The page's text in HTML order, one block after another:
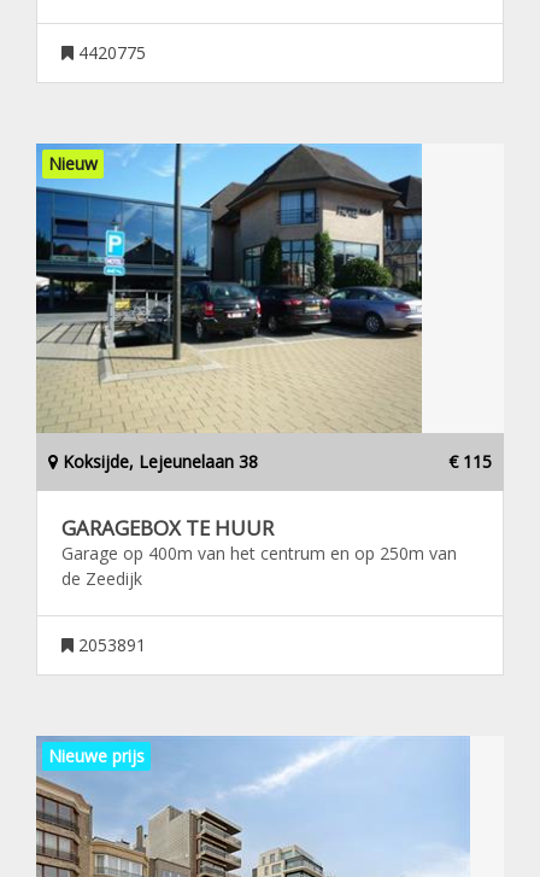
4420775
Nieuw
Koksijde, Lejeunelaan 38 € 115
GARAGEBOX TE HUUR
Garage op 400m van het centrum en op 250m van
de Zeedijk
2053891
Nieuwe prijs